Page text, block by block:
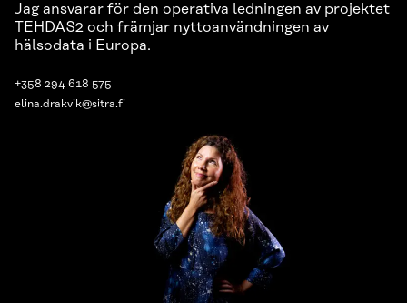
Jag ansvarar för den operativa ledningen av projektet
TEHDAS2 och främjar nyttoanvändningen av
hälsodata i Europa.
+358 294 618 575
elina.drakvik@sitra.fi